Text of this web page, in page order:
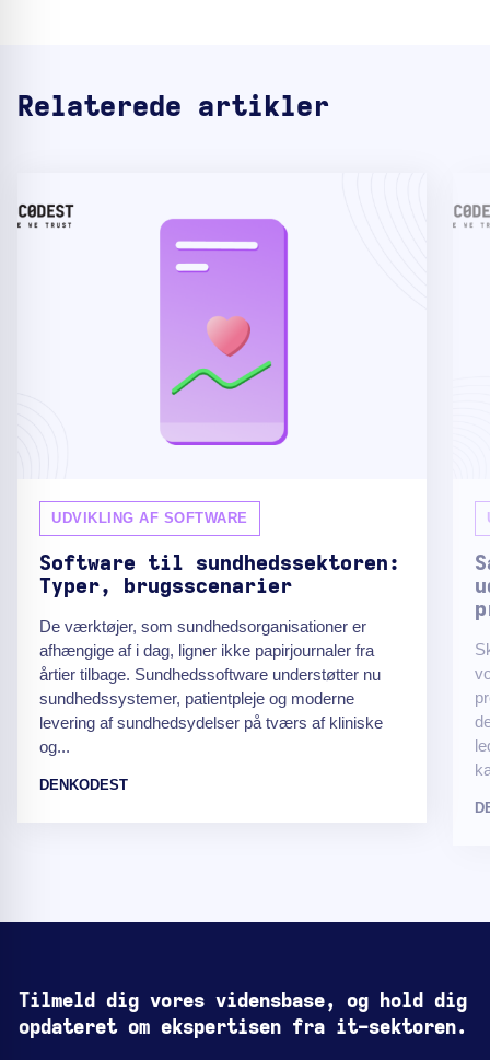
Relaterede artikler
UDVIKLING AF SOFTWARE
Software til sundhedssektoren:
Typer, brugsscenarier
De værktøjer, som sundhedsorganisationer er
afhængige af i dag, ligner ikke papirjournaler fra
årtier tilbage. Sundhedssoftware understøtter nu
sundhedssystemer, patientpleje og moderne
levering af sundhedsydelser på tværs af kliniske
og...
DENKODEST
Tilmeld dig vores vidensbase, og hold dig
opdateret om ekspertisen fra it-sektoren.